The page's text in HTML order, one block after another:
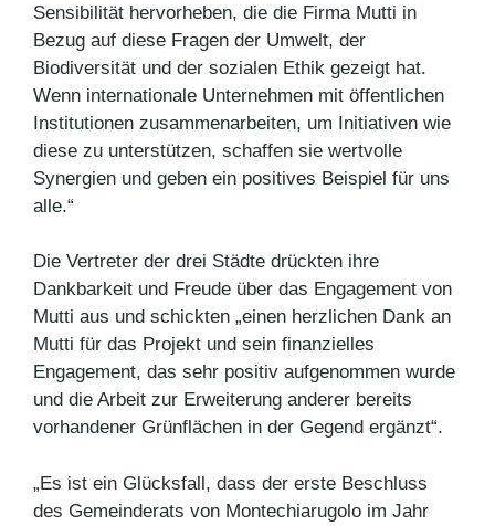
Sensibilität hervorheben, die die Firma Mutti in
Bezug auf diese Fragen der Umwelt, der
Biodiversität und der sozialen Ethik gezeigt hat.
Wenn internationale Unternehmen mit öffentlichen
Institutionen zusammenarbeiten, um Initiativen wie
diese zu unterstützen, schaffen sie wertvolle
Synergien und geben ein positives Beispiel für uns
alle.“
Die Vertreter der drei Städte drückten ihre
Dankbarkeit und Freude über das Engagement von
Mutti aus und schickten „einen herzlichen Dank an
Mutti für das Projekt und sein finanzielles
Engagement, das sehr positiv aufgenommen wurde
und die Arbeit zur Erweiterung anderer bereits
vorhandener Grünflächen in der Gegend ergänzt“.
„Es ist ein Glücksfall, dass der erste Beschluss
des Gemeinderats von Montechiarugolo im Jahr